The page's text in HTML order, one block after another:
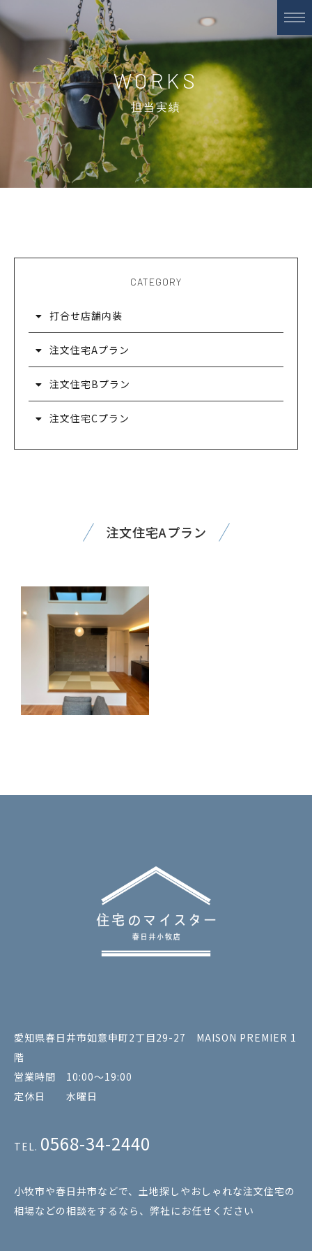
WORKS
担当実績
CATEGORY
打合せ店舗内装
注文住宅Aプラン
注文住宅Bプラン
注文住宅Cプラン
注文住宅Aプラン
愛知県春日井市如意申町2丁目29-27 MAISON PREMIER 1
階
営業時間 10:00～19:00
定休日 水曜日
TEL. 0568-34-2440
小牧市や春日井市などで、土地探しやおしゃれな注文住宅の
相場などの相談をするなら、弊社にお任せください